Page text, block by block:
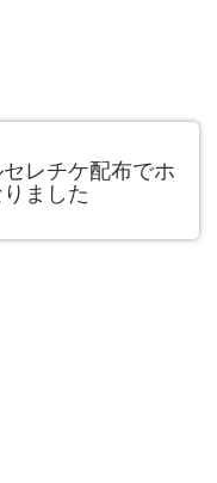
レチケ配布でホ
ました